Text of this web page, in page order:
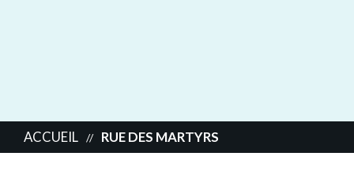
ACCUEIL // RUE DES MARTYRS